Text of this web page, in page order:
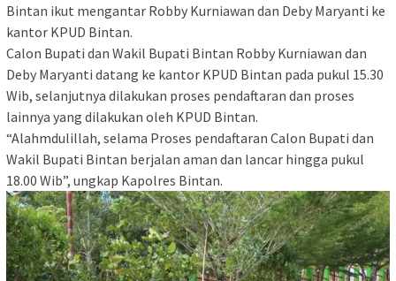
Bintan ikut mengantar Robby Kurniawan dan Deby Maryanti ke
kantor KPUD Bintan.
Calon Bupati dan Wakil Bupati Bintan Robby Kurniawan dan
Deby Maryanti datang ke kantor KPUD Bintan pada pukul 15.30
Wib, selanjutnya dilakukan proses pendaftaran dan proses
lainnya yang dilakukan oleh KPUD Bintan.
“Alahmdulillah, selama Proses pendaftaran Calon Bupati dan
Wakil Bupati Bintan berjalan aman dan lancar hingga pukul
18.00 Wib”, ungkap Kapolres Bintan.